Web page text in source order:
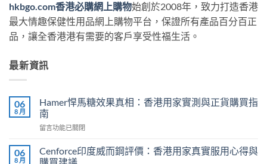
hkbgo.com香港必購網上購物始創於2008年，致力打造香港
最大情趣保健性用品網上購物平台，保證所有產品百分百正
品，讓全香港港有需要的客戶享受性福生活。
最新資訊
06
8 月
Hamer悍馬糖效果真相：香港用家實測與正貨購買指
南
在
悍
馬
留言功能已關閉
06
8 月
Cenforce印度威而鋼評價：香港用家真實服用心得與